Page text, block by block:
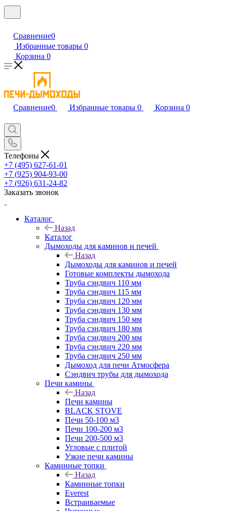
Сравнение0
Избранные товары 0
Корзина 0
Сравнение0 Избранные товары 0 Корзина 0
Телефоны
+7 (495) 627-61-01
+7 (925) 904-93-00
+7 (926) 631-24-82
Заказать звонок
Каталог
Назад
Каталог
Дымоходы для каминов и печей
Назад
Дымоходы для каминов и печей
Готовые комплекты дымохода
Труба сэндвич 110 мм
Труба сэндвич 115 мм
Труба сэндвич 120 мм
Труба сэндвич 130 мм
Труба сэндвич 150 мм
Труба сэндвич 180 мм
Труба сэндвич 200 мм
Труба сэндвич 220 мм
Труба сэндвич 250 мм
Дымоход для печи Атмосфера
Сэндвич трубы для дымохода
Печи камины
Назад
Печи камины
BLACK STOVE
Печи 50-100 м3
Печи 100-200 м3
Печи 200-500 м3
Угловые с плитой
Узкие печи камины
Каминные топки
Назад
Каминные топки
Everest
Встраиваемые